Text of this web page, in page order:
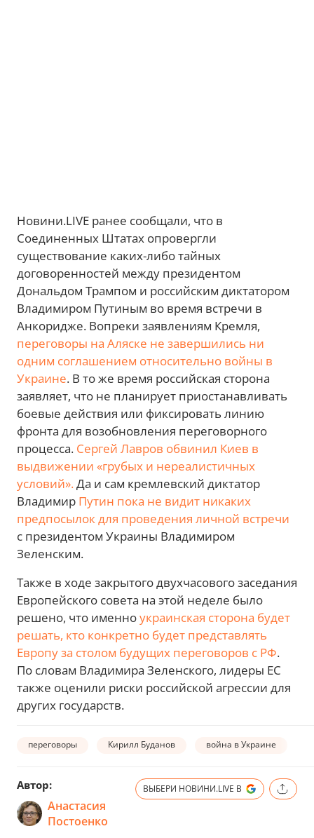
Новини.LIVE ранее сообщали, что в
Соединенных Штатах опровергли
существование каких-либо тайных
договоренностей между президентом
Дональдом Трампом и российским диктатором
Владимиром Путиным во время встречи в
Анкоридже. Вопреки заявлениям Кремля,
переговоры на Аляске не завершились ни
одним соглашением относительно войны в
Украине. В то же время российская сторона
заявляет, что не планирует приостанавливать
боевые действия или фиксировать линию
фронта для возобновления переговорного
процесса. Сергей Лавров обвинил Киев в
выдвижении «грубых и нереалистичных
условий».Да и сам кремлевский диктатор
Владимир Путин пока не видит никаких
предпосылок для проведения личной встречи
с президентом Украины Владимиром
Зеленским.
Также в ходе закрытого двухчасового заседания
Европейского совета на этой неделе было
решено, что именноукраинская сторона будет
решать, кто конкретно будет представлять
Европу за столом будущих переговоров с РФ.
По словам Владимира Зеленского, лидеры ЕС
также оценили риски российской агрессии для
других государств.
переговоры Кирилл Буданов война в Украине
Автор:
Анастасия
Постоенко
ВЫБЕРИ НОВИНИ.LIVE В